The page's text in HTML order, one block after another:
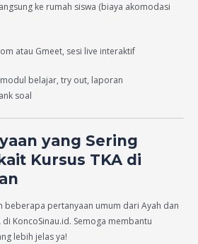
ke rumah siswa (biaya akomodasi
atau Gmeet, sesi live interaktif
belajar, try out, laporan
soal
yang Sering
Kursus TKA di
beberapa pertanyaan umum dari Ayah dan
KoncoSinau.id. Semoga membantu
lebih jelas ya!